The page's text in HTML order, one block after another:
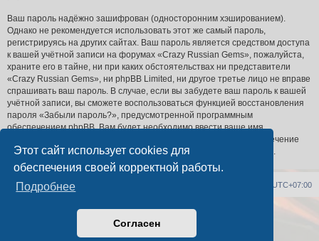
Этот сайт использует cookies для
обеспечения своей корректной работы.
Подробнее
Согласен
Ваш пароль надёжно зашифрован (односторонним хэшированием).
Однако не рекомендуется использовать этот же самый пароль,
регистрируясь на других сайтах. Ваш пароль является средством доступа
к вашей учётной записи на форумах «Crazy Russian Gems», пожалуйста,
храните его в тайне, ни при каких обстоятельствах ни представители
«Crazy Russian Gems», ни phpBB Limited, ни другое третье лицо не вправе
спрашивать ваш пароль. В случае, если вы забудете ваш пароль к вашей
учётной записи, вы сможете воспользоваться функцией восстановления
пароля «Забыли пароль?», предусмотренной программным
обеспечением phpBB. Вам будет необходимо ввести ваше имя
пользователя и ваш адрес email, после чего программное обеспечение
phpBB сгенерирует вам новый пароль для вашей учётной записи.
Список форумов UTC+07:00
Создано на основеphpBB® Forum Software © phpBB Limited
Русская поддержка phpBB
Jester